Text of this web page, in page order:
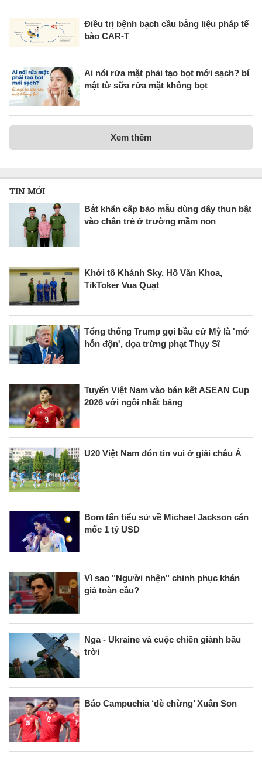
Điều trị bệnh bạch cầu bằng liệu pháp tế
bào CAR-T
Ai nói rửa mặt phải tạo bọt mới sạch? bí
mật từ sữa rửa mặt không bọt
Xem thêm
TIN MỚI
Bắt khẩn cấp bảo mẫu dùng dây thun bật
vào chân trẻ ở trường mầm non
Khởi tố Khánh Sky, Hồ Văn Khoa,
TikToker Vua Quạt
Tổng thống Trump gọi bầu cử Mỹ là 'mớ
hỗn độn', dọa trừng phạt Thụy Sĩ
Tuyển Việt Nam vào bán kết ASEAN Cup
2026 với ngôi nhất bảng
U20 Việt Nam đón tin vui ở giải châu Á
Bom tấn tiểu sử về Michael Jackson cán
mốc 1 tỷ USD
Vì sao "Người nhện" chinh phục khán
giả toàn cầu?
Nga - Ukraine và cuộc chiến giành bầu
trời
Báo Campuchia ‘dè chừng’ Xuân Son